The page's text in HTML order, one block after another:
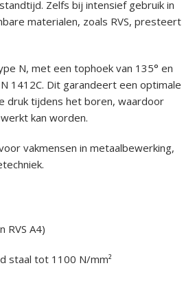
Zelfs bij intensief gebruik in
materialen, zoals RVS, presteert
N, met een tophoek van 135° en
1412C. Dit garandeert een optimale
druk tijdens het boren, waardoor
kan worden.
vakmensen in metaalbewerking,
RVS A4)
staal tot 1100 N/mm²